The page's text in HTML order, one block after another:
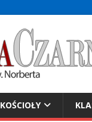
KOŚCIOŁY